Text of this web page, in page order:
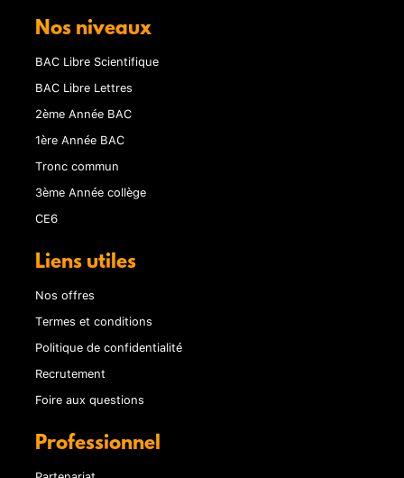
Nos niveaux
BAC Libre Scientifique
BAC Libre Lettres
2ème Année BAC
1ère Année BAC
Tronc commun
3ème Année collège
CE6
Liens utiles
Nos offres
Termes et conditions
Politique de confidentialité
Recrutement
Foire aux questions
Professionnel